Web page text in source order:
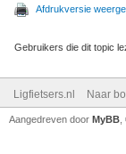
Afdrukversie
Gebruikers die dit topic
Ligfietsers.nl Naar
Aangedreven door MyBB